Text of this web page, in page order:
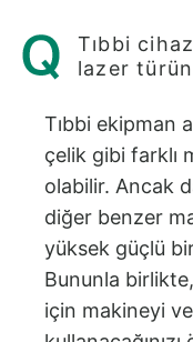
Tıbbi
lazer
Tıbbi ekipman
çelik gibi farklı
olabilir. Ancak
diğer benzer
yüksek güçlü
Bununla
için makineyi